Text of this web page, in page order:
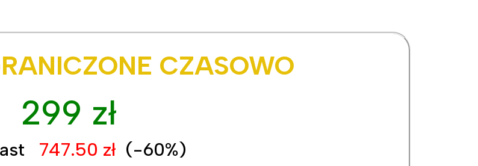
CZASOWO
299 zł
747.50 zł (-60%)